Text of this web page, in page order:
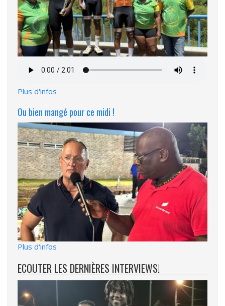
audio
Plus d'infos
Ou bien mangé pour ce midi !
Plus d'infos
ECOUTER LES DERNIÈRES INTERVIEWS!